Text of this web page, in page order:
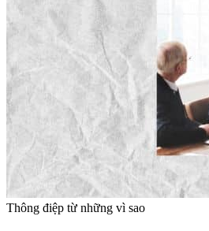
Thông điệp từ những vì sao